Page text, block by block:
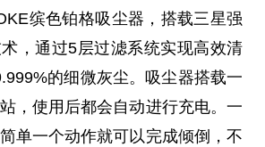
缤色铂格吸尘器，搭载三星强
，通过5层过滤系统实现高效清
的细 微灰尘。吸尘器搭载一
，使用后都会自动进行充电。一
单一个动作就可以完成倾倒，不